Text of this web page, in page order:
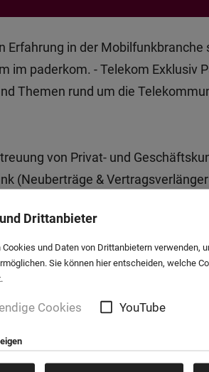
Drittanbieter
und Daten von Drittanbietern verwenden,
Sie können hier entscheiden, welche
Cookies YouTube
Erfahrung in der Mobilfunkbranche
im paderkom. - Telekom Exklusiv
Themen rund um die
von Privat- und
(Neuberträge &
& Mobiles Internet)
(Neuverträge &
(Abschluss & Abwicklung
Displayschutz